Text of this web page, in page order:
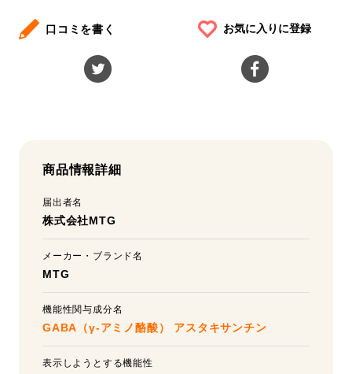
口コミを書く お気に入りに登録
商品情報詳細
届出者名
株式会社MTG
メーカー・ブランド名
MTG
機能性関与成分名
GABA（γ-アミノ酪酸） アスタキサンチン
表示しようとする機能性